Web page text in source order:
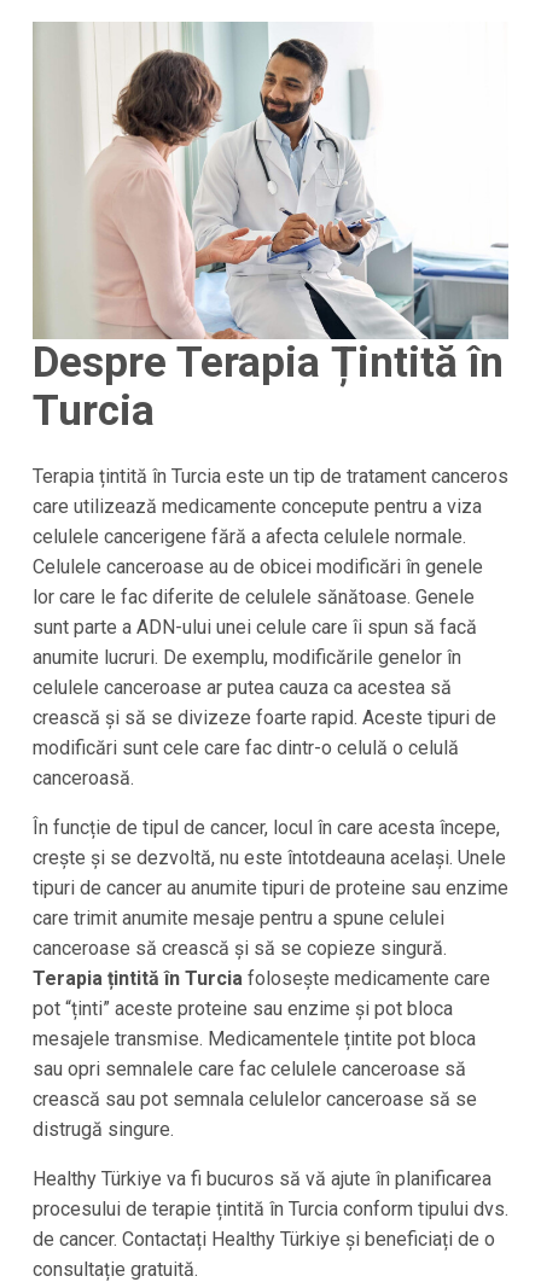
Despre Terapia Țintită în
Turcia
Terapia țintită în Turcia este un tip de tratament canceros
care utilizează medicamente concepute pentru a viza
celulele cancerigene fără a afecta celulele normale.
Celulele canceroase au de obicei modificări în genele
lor care le fac diferite de celulele sănătoase. Genele
sunt parte a ADN-ului unei celule care îi spun să facă
anumite lucruri. De exemplu, modificările genelor în
celulele canceroase ar putea cauza ca acestea să
crească și să se divizeze foarte rapid. Aceste tipuri de
modificări sunt cele care fac dintr-o celulă o celulă
canceroasă.
În funcție de tipul de cancer, locul în care acesta începe,
crește și se dezvoltă, nu este întotdeauna același. Unele
tipuri de cancer au anumite tipuri de proteine sau enzime
care trimit anumite mesaje pentru a spune celulei
canceroase să crească și să se copieze singură.
Terapia țintită în Turcia folosește medicamente care
pot “ținti” aceste proteine sau enzime și pot bloca
mesajele transmise. Medicamentele țintite pot bloca
sau opri semnalele care fac celulele canceroase să
crească sau pot semnala celulelor canceroase să se
distrugă singure.
Healthy Türkiye va fi bucuros să vă ajute în planificarea
procesului de terapie țintită în Turcia conform tipului dvs.
de cancer. Contactați Healthy Türkiye și beneficiați de o
consultație gratuită.